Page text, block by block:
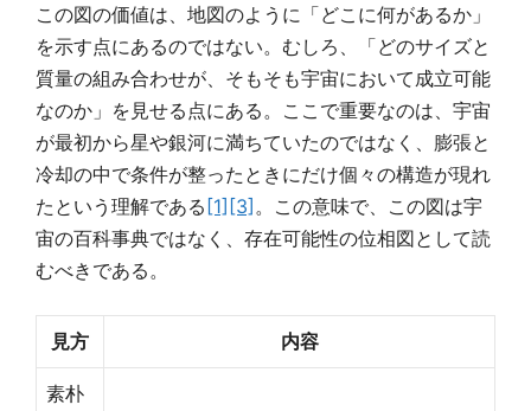
この図の価値は、地図のように「どこに何があるか」
を示す点にあるのではない。むしろ、「どのサイズと
質量の組み合わせが、そもそも宇宙において成立可能
なのか」を見せる点にある。ここで重要なのは、宇宙
が最初から星や銀河に満ちていたのではなく、膨張と
冷却の中で条件が整ったときにだけ個々の構造が現れ
たという理解である [1] [3] 。この意味で、この図は宇
宙の百科事典ではなく、存在可能性の位相図として読
むべきである。
見方 内容
素朴